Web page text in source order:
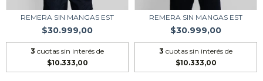
REMERA SIN MANGAS EST
$30.999,00
3 cuotas sin interés de
$10.333,00
REMERA SIN MANGAS EST
$30.999,00
3 cuotas sin interés de
$10.333,00